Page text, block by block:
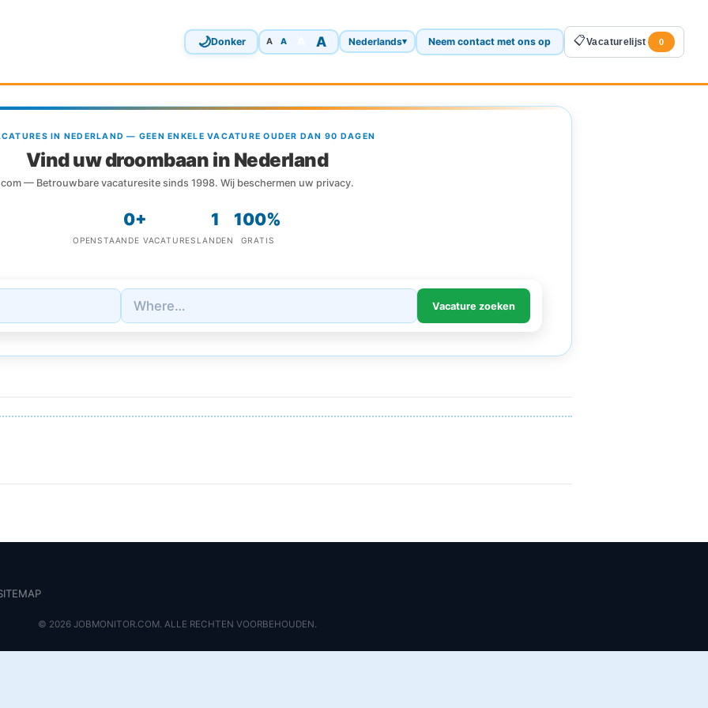
🌙Donker A A A Nederlands▾ Neem contact met ons op 📋Vacaturelijst 0
IN NEDERLAND — GEEN ENKELE VACATURE OUDER DAN 90 DAGEN
Vind uw droombaan in Nederland
com — Betrouwbare vacaturesite sinds 1998. Wij beschermen uw privacy.
0+
OPENSTAANDE VACATURES
1
LANDEN
100%
GRATIS
© 2026 JOBMONITOR.COM. ALLE RECHTEN VOORBEHOUDEN.